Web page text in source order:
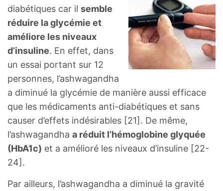
diabétiques car il semble
réduire la glycémie et
améliore les niveaux
d’insuline. En effet, dans
un essai portant sur 12
personnes, l’ashwagandha
a diminué la glycémie de manière aussi efficace
que les médicaments anti-diabétiques et sans
causer d’effets indésirables [21]. De même,
l’ashwagandha a réduit l’hémoglobine glyquée
(HbA1c) et a amélioré les niveaux d’insuline [22-
24].
Par ailleurs, l’ashwagandha a diminué la gravité